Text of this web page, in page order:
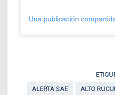
ALERTA SAE
ALTO